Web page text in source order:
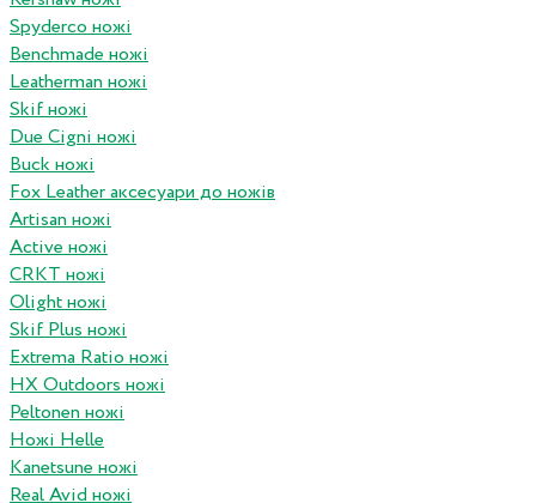
Spyderco ножі
Benchmade ножі
Leatherman ножі
Skif ножі
Due Cigni ножі
Buck ножі
Fox Leather аксесуари до ножів
Artisan ножі
Active ножі
CRKT ножі
Olight ножі
Skif Plus ножі
Extrema Ratio ножі
HX Outdoors ножі
Peltonen ножі
Ножі Helle
Kanetsune ножі
Real Avid ножі